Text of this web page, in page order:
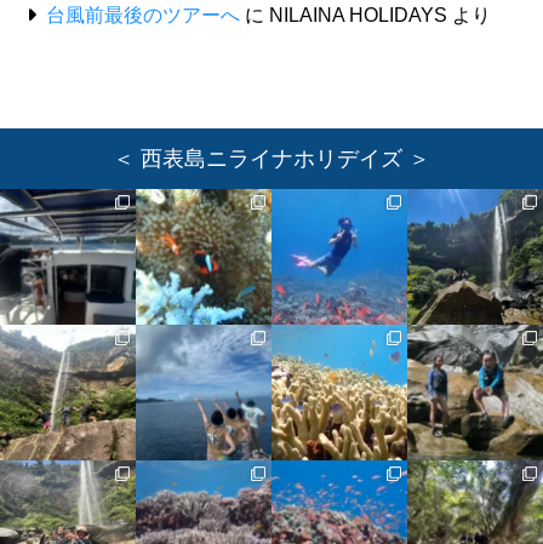
台風前最後のツアーへ に NILAINA HOLIDAYS より
＜ 西表島ニライナホリデイズ ＞